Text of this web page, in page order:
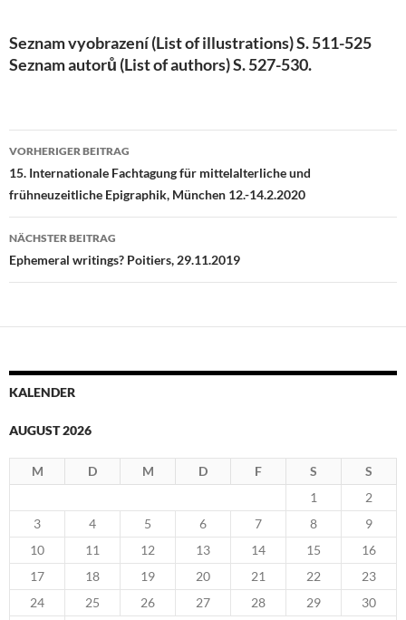
Seznam vyobrazení (List of illustrations) S. 511-525
Seznam autorů (List of authors) S. 527-530.
Beitragsnavigation
VORHERIGER BEITRAG
15. Internationale Fachtagung für mittelalterliche und
frühneuzeitliche Epigraphik, München 12.-14.2.2020
NÄCHSTER BEITRAG
Ephemeral writings? Poitiers, 29.11.2019
KALENDER
AUGUST 2026
M D M D F S
S
1
2
3
4 5 6 7 8
9
10
11 12 13 14 15
16
17
18 19 20 21 22
23
24
25 26 27 28 29
30